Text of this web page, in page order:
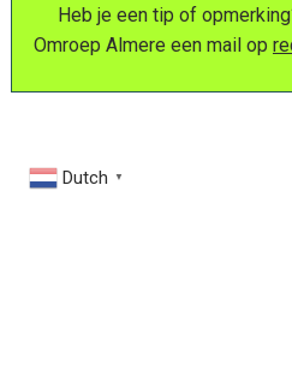
Heb je een tip of
Omroep Almere een mail op
Dutch ▼